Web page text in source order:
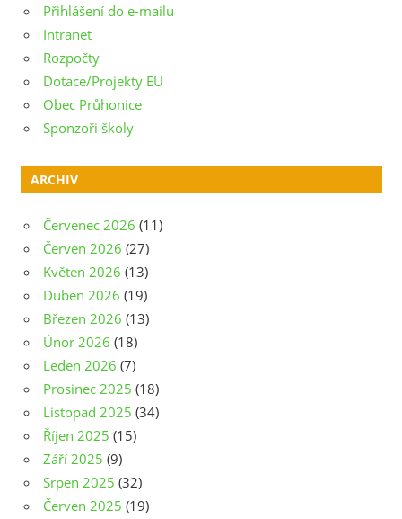
Přihlášení do e-mailu
Intranet
Rozpočty
Dotace/Projekty EU
Obec Průhonice
Sponzoři školy
ARCHIV
Červenec 2026 (11)
Červen 2026 (27)
Květen 2026 (13)
Duben 2026 (19)
Březen 2026 (13)
Únor 2026 (18)
Leden 2026 (7)
Prosinec 2025 (18)
Listopad 2025 (34)
Říjen 2025 (15)
Září 2025 (9)
Srpen 2025 (32)
Červen 2025 (19)